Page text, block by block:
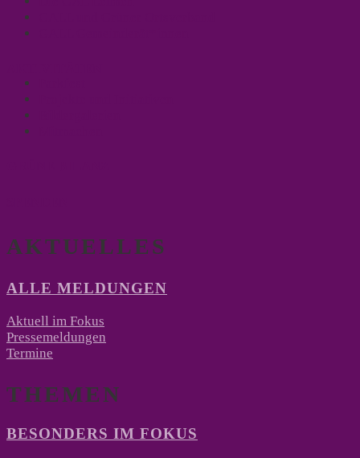
AKTUELLES
ALLE MELDUNGEN
Aktuell im Fokus
Pressemeldungen
Termine
THEMEN
BESONDERS IM FOKUS